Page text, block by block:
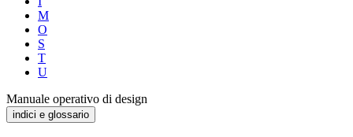
M
O
S
T
U
Manuale operativo di design
indici e glossario